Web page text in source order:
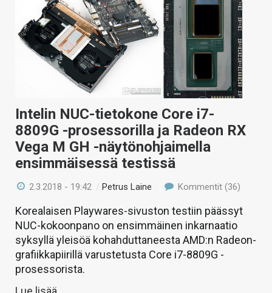
Intelin NUC-tietokone Core i7-
8809G -prosessorilla ja Radeon RX
Vega M GH -näytönohjaimella
ensimmäisessä testissä
2.3.2018 - 19:42 /Petrus Laine Kommentit (36)
Korealaisen Playwares-sivuston testiin päässyt
NUC-kokoonpano on ensimmäinen inkarnaatio
syksyllä yleisöä kohahduttaneesta AMD:n Radeon-
grafiikkapiirillä varustetusta Core i7-8809G -
prosessorista.